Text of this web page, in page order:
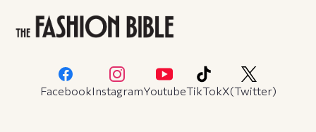
FacebookInstagramYoutubeTikTokX(Twitter)